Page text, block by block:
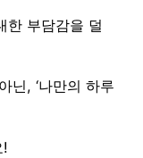
한 부담감을 덜
닌, ‘나만의 하루